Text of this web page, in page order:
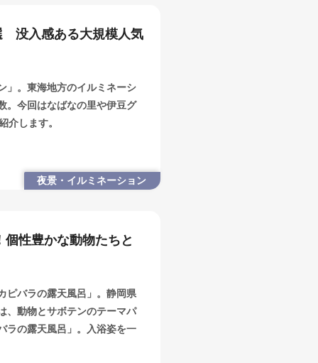
没入感ある大規模人気
」。東海地方のイルミネーシ
。今回はなばなの里や伊豆グ
介します。
夜景・イルミネーション
性豊かな動物たちと
ピバラの露天風呂」。静岡県
、動物とサボテンのテーマパ
ラの露天風呂」。入浴姿を一